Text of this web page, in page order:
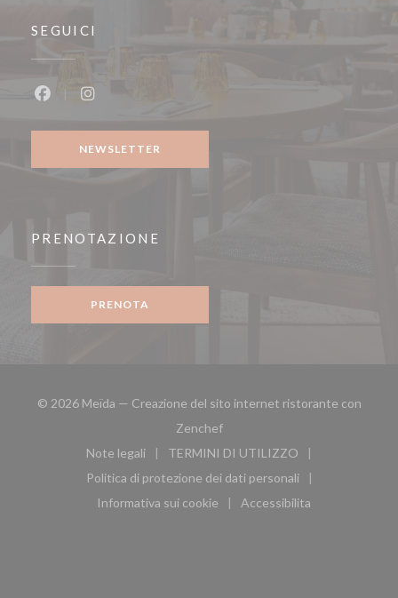
SEGUICI
NEWSLETTER
PRENOTAZIONE
PRENOTA
© 2026 Meïda — Creazione del sito internet ristorante con
Zenchef((apre una nuova finestra))
Note legali
((apre una nuova finestra))
TERMINI DI UTILIZZO
((apre una nuova finestra))
Politica di protezione dei dati personali
((apre una nuova finestra))
Informativa sui cookie
((apre una nuova finestra))
Accessibilita